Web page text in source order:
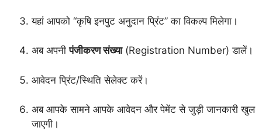
यहां आपको “कृषि इनपुट अनुदान प्रिंट” का विकल्प मिलेगा।
अब अपनीपंजीकरण संख्या(Registration Number) डालें।
आवेदन प्रिंट/स्थिति सेलेक्ट करें।
अब आपके सामने आपके आवेदन और पेमेंट से जुड़ी जानकारी खुल
जाएगी।